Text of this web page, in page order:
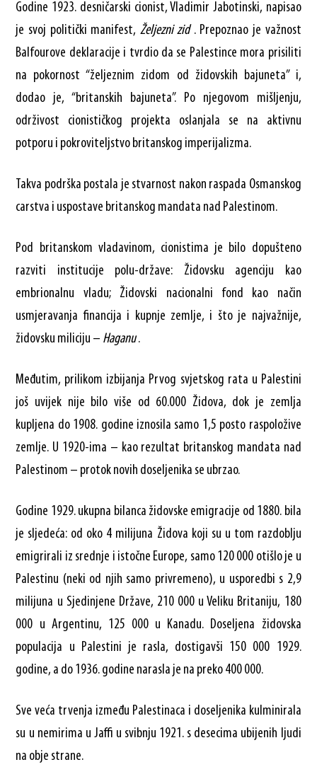
Godine 1923. desničarski cionist, Vladimir Jabotinski, napisao
je svoj politički manifest, Željezni zid . Prepoznao je važnost
Balfourove deklaracije i tvrdio da se Palestince mora prisiliti
na pokornost “željeznim zidom od židovskih bajuneta” i,
dodao je, “britanskih bajuneta”. Po njegovom mišljenju,
održivost cionističkog projekta oslanjala se na aktivnu
potporu i pokroviteljstvo britanskog imperijalizma.
Takva podrška postala je stvarnost nakon raspada Osmanskog
carstva i uspostave britanskog mandata nad Palestinom.
Pod britanskom vladavinom, cionistima je bilo dopušteno
razviti institucije polu-države: Židovsku agenciju kao
embrionalnu vladu; Židovski nacionalni fond kao način
usmjeravanja financija i kupnje zemlje, i što je najvažnije,
židovsku miliciju – Haganu.
Međutim, prilikom izbijanja Prvog svjetskog rata u Palestini
još uvijek nije bilo više od 60.000 Židova, dok je zemlja
kupljena do 1908. godine iznosila samo 1,5 posto raspoložive
zemlje. U 1920-ima – kao rezultat britanskog mandata nad
Palestinom – protok novih doseljenika se ubrzao.
Godine 1929. ukupna bilanca židovske emigracije od 1880. bila
je sljedeća: od oko 4 milijuna Židova koji su u tom razdoblju
emigrirali iz srednje i istočne Europe, samo 120 000 otišlo je u
Palestinu (neki od njih samo privremeno), u usporedbi s 2,9
milijuna u Sjedinjene Države, 210 000 u Veliku Britaniju, 180
000 u Argentinu, 125 000 u Kanadu. Doseljena židovska
populacija u Palestini je rasla, dostigavši ​​150 000 1929.
godine, a do 1936. godine narasla je na preko 400 000.
Sve veća trvenja između Palestinaca i doseljenika kulminirala
su u nemirima u Jaffi u svibnju 1921. s desecima ubijenih ljudi
na obje strane.